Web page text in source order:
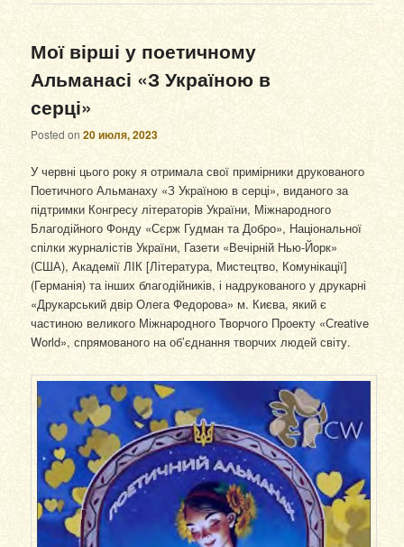
Мої вірші у поетичному
Альманасі «З Україною в
серці»
Posted on20 июля, 2023
У червні цього року я отримала свої примірники друкованого
Поетичного Альманаху «З Україною в серці», виданого за
підтримки Конгресу літераторів України, Міжнародного
Благодійного Фонду «Сєрж Гудман та Добро», Національної
спілки журналістів України, Газети «Вечірній Нью-Йорк»
(США), Академії ЛІК [Література, Мистецтво, Комунікації]
(Германія) та інших благодійників, і надрукованого у друкарні
«Друкарський двір Олега Федорова» м. Києва, який є
частиною великого Міжнародного Творчого Проекту «Сreative
World», спрямованого на об’єднання творчих людей світу.